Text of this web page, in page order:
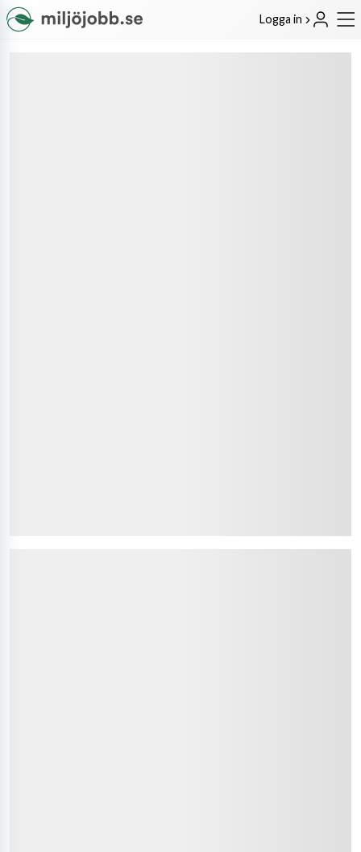
Logga in